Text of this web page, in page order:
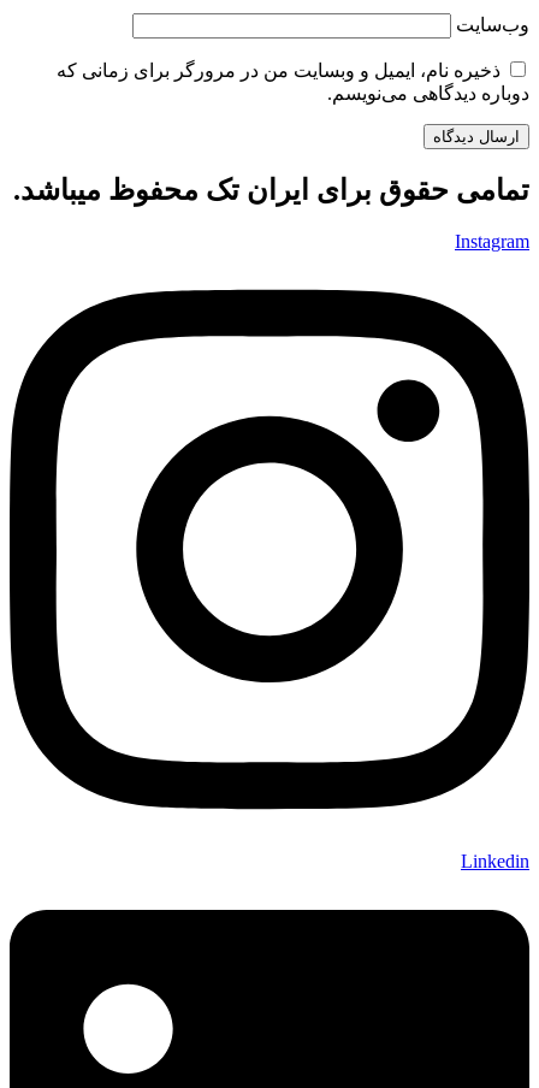
وب‌سایت
ذخیره نام، ایمیل و وبسایت من در مرورگر برای زمانی که
دوباره دیدگاهی می‌نویسم.
تمامی حقوق برای ایران تک محفوظ میباشد.
Instagram
Linkedin